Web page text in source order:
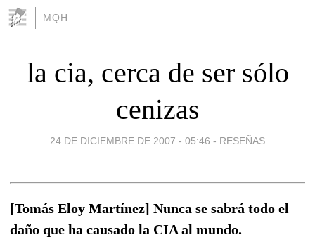
MQH
la cia, cerca de ser sólo
cenizas
24 DE DICIEMBRE DE 2007 - 05:46 - RESEÑAS
[Tomás Eloy Martínez] Nunca se sabrá todo el
daño que ha causado la CIA al mundo.